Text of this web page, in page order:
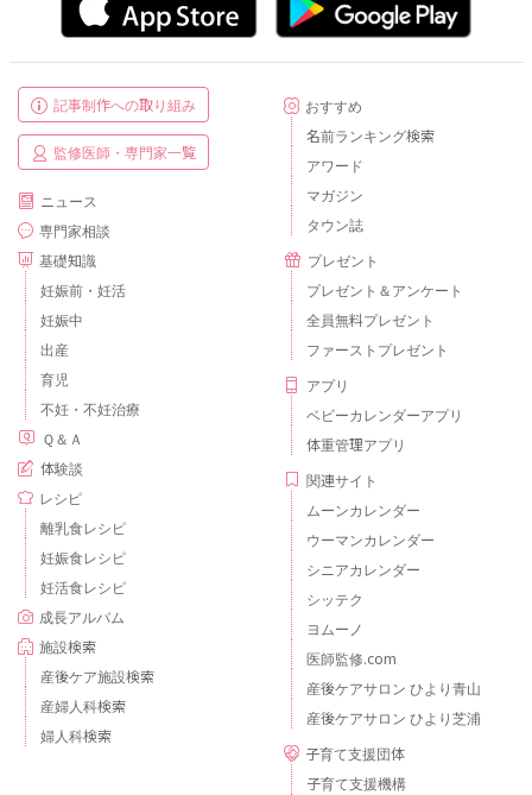
記事制作への取り組み
監修医師・専門家一覧
ニュース
専門家相談
基礎知識
妊娠前・妊活
妊娠中
出産
育児
不妊・不妊治療
Ｑ＆Ａ
体験談
レシピ
離乳食レシピ
妊娠食レシピ
妊活食レシピ
成長アルバム
施設検索
産後ケア施設検索
産婦人科検索
婦人科検索
おすすめ
名前ランキング検索
アワード
マガジン
タウン誌
プレゼント
プレゼント＆アンケート
全員無料プレゼント
ファーストプレゼント
アプリ
ベビーカレンダーアプリ
体重管理アプリ
関連サイト
ムーンカレンダー
ウーマンカレンダー
シニアカレンダー
シッテク
ヨムーノ
医師監修.com
産後ケアサロン ひより青山
産後ケアサロン ひより芝浦
子育て支援団体
子育て支援機構